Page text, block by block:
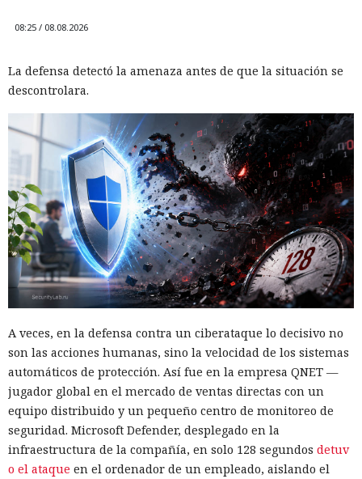
08:25 / 08.08.2026
La defensa detectó la amenaza antes de que la situación se
descontrolara.
A veces, en la defensa contra un ciberataque lo decisivo no
son las acciones humanas, sino la velocidad de los sistemas
automáticos de protección. Así fue en la empresa QNET —
jugador global en el mercado de ventas directas con un
equipo distribuido y un pequeño centro de monitoreo de
seguridad. Microsoft Defender, desplegado en la
infraestructura de la compañía, en solo 128 segundos detuv
o el ataque en el ordenador de un empleado, aislando el